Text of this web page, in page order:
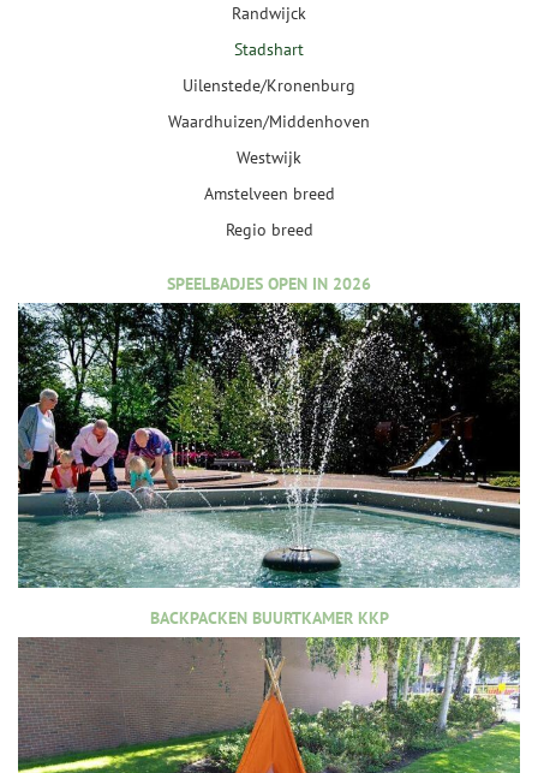
Randwijck
Stadshart
Uilenstede/Kronenburg
Waardhuizen/Middenhoven
Westwijk
Amstelveen breed
Regio breed
SPEELBADJES OPEN IN 2026
BACKPACKEN BUURTKAMER KKP